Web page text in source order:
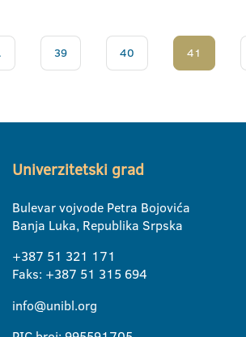
39 40 41
Univerzitetski grad
Bulevar vojvode Petra Bojovića
Banja Luka, Republika Srpska
+387 51 321 171
Faks: +387 51 315 694
info@unibl.org